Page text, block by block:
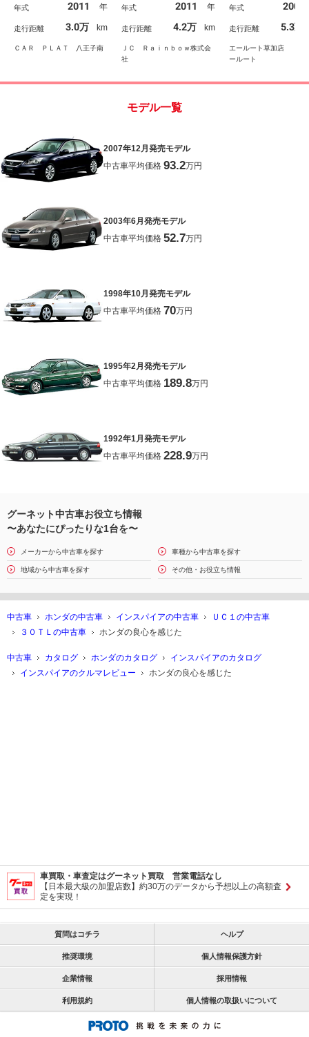
ーター パワーシート
ＤＶＤ／ＣＤ アルミホ
イール ＤＶＤ／ＣＤ
サウンドコンテナ
年式 2011 年
走行距離 3.0万 km
ＣＡＲ ＰＬＡＴ 八王子南
ー 盗難防止システム
パワーシート ＣＤ ミ
ュージックプレイヤー接
続可
年式 2011 年
走行距離 4.2万 km
ＪＣ Ｒａｉｎｂｏｗ株式会
社
ト フォグ 運転席
ーシート オートエ
ン 純正フロアマ
純正アルミ
年式 2001
走行距離 5.3万
エールート草加店 （株
ールート
モデル一覧
2007年12月発売モデル
中古車平均価格 93.2万円
2003年6月発売モデル
中古車平均価格 52.7万円
1998年10月発売モデル
中古車平均価格 70万円
1995年2月発売モデル
中古車平均価格 189.8万円
1992年1月発売モデル
中古車平均価格 228.9万円
グーネット中古車お役立ち情報
〜あなたにぴったりな1台を〜
メーカーから中古車を探す 車種から中古車を探す
地域から中古車を探す その他・お役立ち情報
中古車 ホンダの中古車 インスパイアの中古車
ＵＣ１の中古車
３０ＴＬの中古車
ホンダの良心を感じた
中古車 カタログ ホンダのカタログ
インスパイアのカタログ
インスパイアのクルマレビュー
ホンダの良心を感じた
車買取・車査定はグーネット買取 営業電話なし
【日本最大級の加盟店数】約30万のデータから予想以上の高額査
定を実現！
質問はコチラ ヘルプ
推奨環境 個人情報保護方針
企業情報 採用情報
利用規約 個人情報の取扱いについて